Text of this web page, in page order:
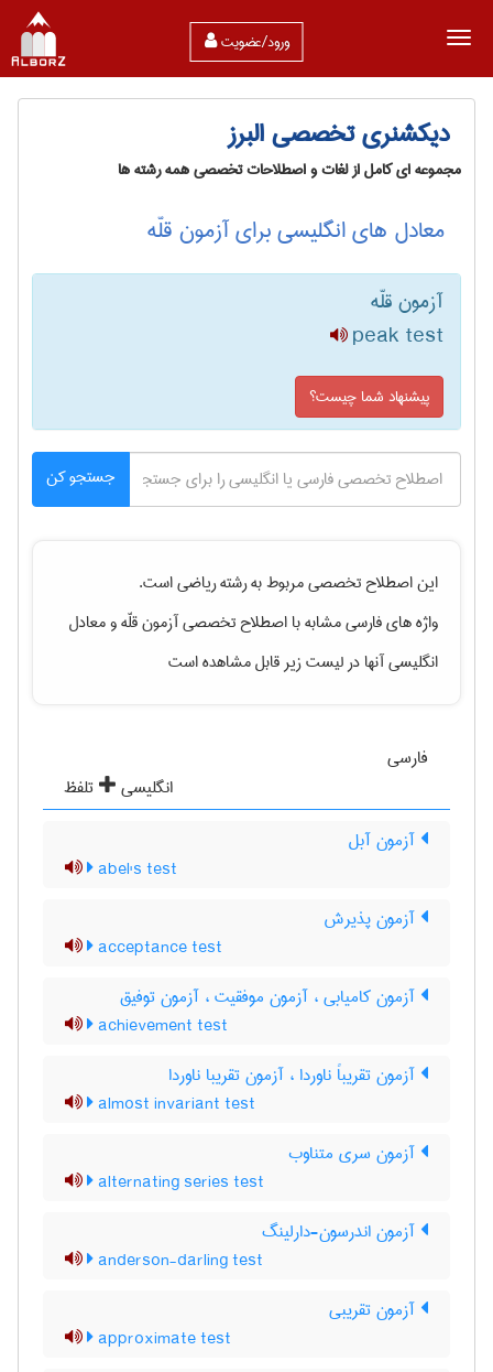
ورود/عضویت
دیکشنری تخصصی البرز
مجموعه ای کامل از لغات و اصطلاحات تخصصی همه رشته ها
معادل های انگلیسی برای آزمون قلّه
آزمون قلّه
peak test
پیشنهاد شما چیست؟
جستجو کن
این اصطلاح تخصصی مربوط به رشتهرياضیاست.
واژه های فارسی مشابه با اصطلاح تخصصیآزمون قلّهو معادل
انگلیسی آنها در لیست زیر قابل مشاهده است
فارسی
انگلیسی
تلفظ
آزمون آبل
abel's test
آزمون پذیرش
acceptance test
آزمون کامیابی ، آزمون موفقیت ، آزمون توفیق
achievement test
آزمون تقریباً ناوردا ، آزمون تقریبا ناوردا
almost invariant test
آزمون سری متناوب
alternating series test
آزمون اندرسون-دارلینگ
anderson-darling test
آزمون تقریبی
approximate test